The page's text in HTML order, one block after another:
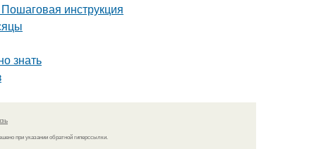
инструкция
знать
при указании обратной гиперссылки.